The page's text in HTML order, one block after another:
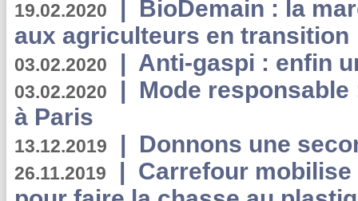
19.02.2020 | BioDemain : la
aux agriculteurs en transition
03.02.2020 | Anti-gaspi : enfin
03.02.2020 | Mode
à Paris
13.12.2019 | Donnons une
26.11.2019 | Carrefour